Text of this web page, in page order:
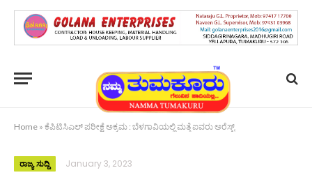
Home » ಕೆಪಿಟಿಸಿಎಲ್ ಪರೀಕ್ಷೆ ಅಕ್ರಮ : ಬೆಳಗಾವಿಯಲ್ಲಿ ಮತ್ತೆ ಐವರು ಅರೆಸ್ಟ್
ರಾಜ್ಯ ಸುದ್ದಿ January 3, 2023